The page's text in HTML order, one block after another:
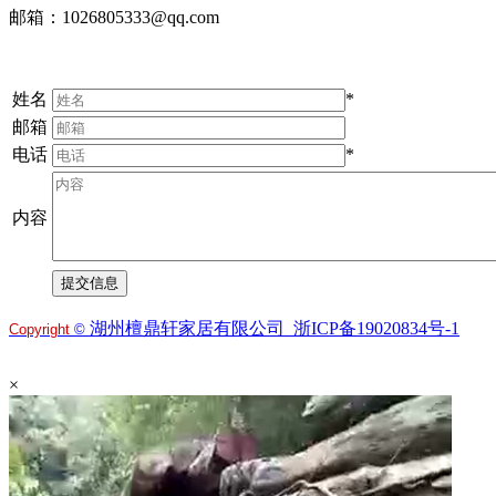
邮箱：1026805333@qq.com
姓名
*
邮箱
电话
*
内容
Copyright © 湖州檀鼎轩家居有限公司 浙ICP备19020834号-1
×